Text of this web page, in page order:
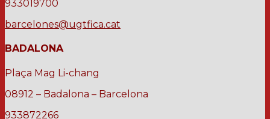
933019700
barcelones@ugtfica.cat
BADALONA
Plaça Mag Li-chang
08912 – Badalona – Barcelona
933872266